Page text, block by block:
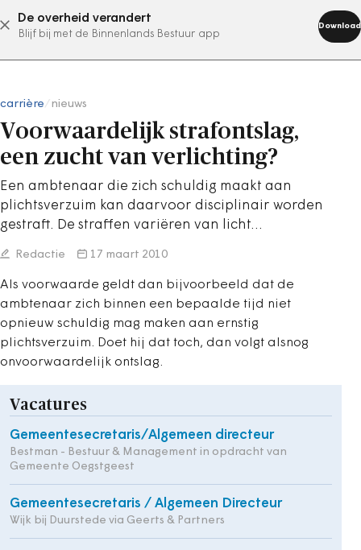
De overheid verandert
Blijf bij met de Binnenlands Bestuur app
Download
abonneer nu
carrière nieuws
Voorwaardelijk strafontslag,
een zucht van verlichting?
Een ambtenaar die zich schuldig maakt aan
plichtsverzuim kan daarvoor disciplinair worden
gestraft. De straffen variëren van licht…
Redactie 17 maart 2010
Als voorwaarde geldt dan bijvoorbeeld dat de
ambtenaar zich binnen een bepaalde tijd niet
opnieuw schuldig mag maken aan ernstig
plichtsverzuim. Doet hij dat toch, dan volgt alsnog
onvoorwaardelijk ontslag.
Vacatures
Gemeentesecretaris/Algemeen directeur
Bestman - Bestuur & Management in opdracht van
Gemeente Oegstgeest
Gemeentesecretaris / Algemeen Directeur
Wijk bij Duurstede via Geerts & Partners